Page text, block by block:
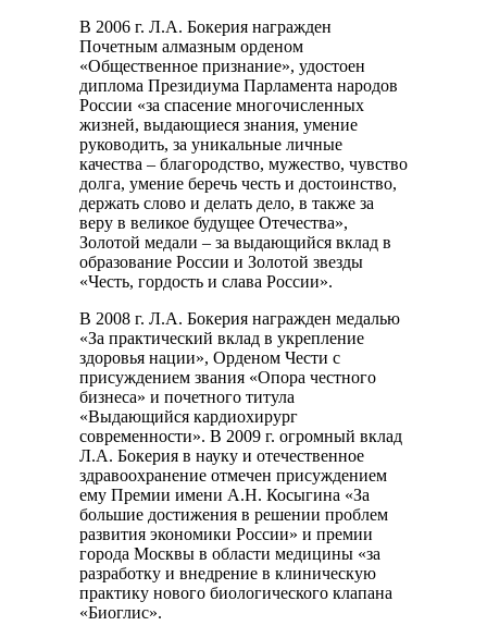
В 2006 г. Л.А. Бокерия награжден
Почетным алмазным орденом
«Общественное признание», удостоен
диплома Президиума Парламента народов
России «за спасение многочисленных
жизней, выдающиеся знания, умение
руководить, за уникальные личные
качества – благородство, мужество, чувство
долга, умение беречь честь и достоинство,
держать слово и делать дело, в также за
веру в великое будущее Отечества»,
Золотой медали – за выдающийся вклад в
образование России и Золотой звезды
«Честь, гордость и слава России».
В 2008 г. Л.А. Бокерия награжден медалью
«За практический вклад в укрепление
здоровья нации», Орденом Чести с
присуждением звания «Опора честного
бизнеса» и почетного титула
«Выдающийся кардиохирург
современности». В 2009 г. огромный вклад
Л.А. Бокерия в науку и отечественное
здравоохранение отмечен присуждением
ему Премии имени А.Н. Косыгина «За
большие достижения в решении проблем
развития экономики России» и премии
города Москвы в области медицины «за
разработку и внедрение в клиническую
практику нового биологического клапана
«Биоглис».